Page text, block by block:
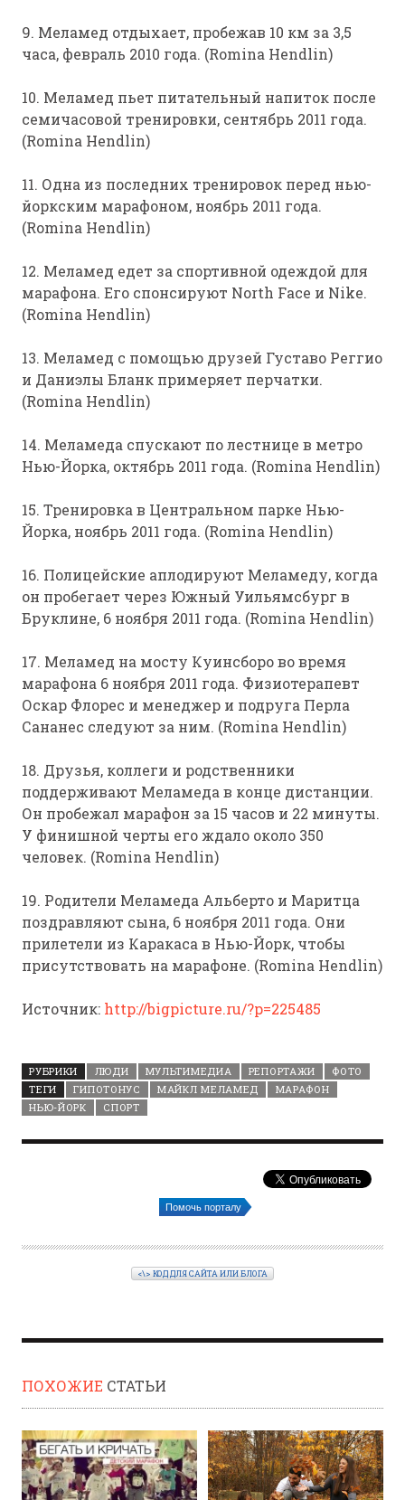
9. Меламед отдыхает, пробежав 10 км за 3,5
часа, февраль 2010 года. (Romina Hendlin)
10. Меламед пьет питательный напиток после
семичасовой тренировки, сентябрь 2011 года.
(Romina Hendlin)
11. Одна из последних тренировок перед нью-
йоркским марафоном, ноябрь 2011 года.
(Romina Hendlin)
12. Меламед едет за спортивной одеждой для
марафона. Его спонсируют North Face и Nike.
(Romina Hendlin)
13. Меламед с помощью друзей Густаво Реггио
и Даниэлы Бланк примеряет перчатки.
(Romina Hendlin)
14. Меламеда спускают по лестнице в метро
Нью-Йорка, октябрь 2011 года. (Romina Hendlin)
15. Тренировка в Центральном парке Нью-
Йорка, ноябрь 2011 года. (Romina Hendlin)
16. Полицейские аплодируют Меламеду, когда
он пробегает через Южный Уильямсбург в
Бруклине, 6 ноября 2011 года. (Romina Hendlin)
17. Меламед на мосту Куинсборо во время
марафона 6 ноября 2011 года. Физиотерапевт
Оскар Флорес и менеджер и подруга Перла
Сананес следуют за ним. (Romina Hendlin)
18. Друзья, коллеги и родственники
поддерживают Меламеда в конце дистанции.
Он пробежал марафон за 15 часов и 22 минуты.
У финишной черты его ждало около 350
человек. (Romina Hendlin)
19. Родители Меламеда Альберто и Маритца
поздравляют сына, 6 ноября 2011 года. Они
прилетели из Каракаса в Нью-Йорк, чтобы
присутствовать на марафоне. (Romina Hendlin)
Источник: http://bigpicture.ru/?p=225485
РУБРИКИ ЛЮДИ МУЛЬТИМЕДИА РЕПОРТАЖИ
ФОТО
ТЕГИ
ГИПОТОНУС МАЙКЛ МЕЛАМЕД
МАРАФОН
НЬЮ-ЙОРК
СПОРТ
Помочь порталу
<\> КОД ДЛЯ САЙТА ИЛИ БЛОГА
ПОХОЖИЕ СТАТЬИ